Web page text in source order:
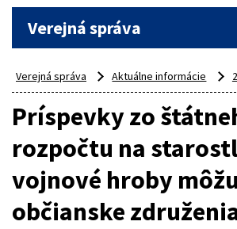
Verejná správa
Verejná správa Aktuálne informácie
Príspevky zo
rozpočtu na
vojnové hroby
občianske